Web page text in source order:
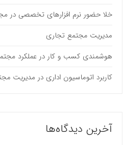
خلا حضور نرم افزارهای تخصصی در
مدیریت مجتمع تجاری
هوشمندی کسب و کار در عملکرد
کاربرد اتوماسیون اداری در مدیریت
آخرین دیدگاه‌ها